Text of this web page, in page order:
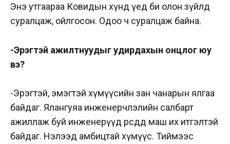
Энэ утгаараа Ковидын хүнд үед би олон зүйлд
суралцаж, ойлгосон. Одоо ч суралцаж байна.
-Эрэгтэй ажилтнуудыг удирдахын онцлог юу
вэ?
-Эрэгтэй, эмэгтэй хүмүүсийн зан чанарын ялгаа
байдаг. Ялангуяа инженерчлэлийн салбарт
ажиллаж буй инженерүүд өөрсдөдөө маш их итгэлтэй
байдаг. Нэлээд амбицтай хүмүүс. Тиймээс